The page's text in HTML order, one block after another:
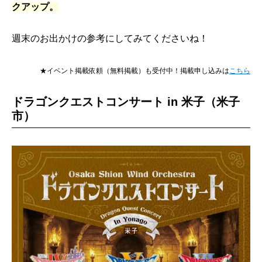
クアップ。
週末のお出かけの参考にしてみてくださいね！
★イベント掲載依頼（無料掲載）も受付中！掲載申し込みはこちら
ドラゴンクエストコンサート in 米子（米子
市）